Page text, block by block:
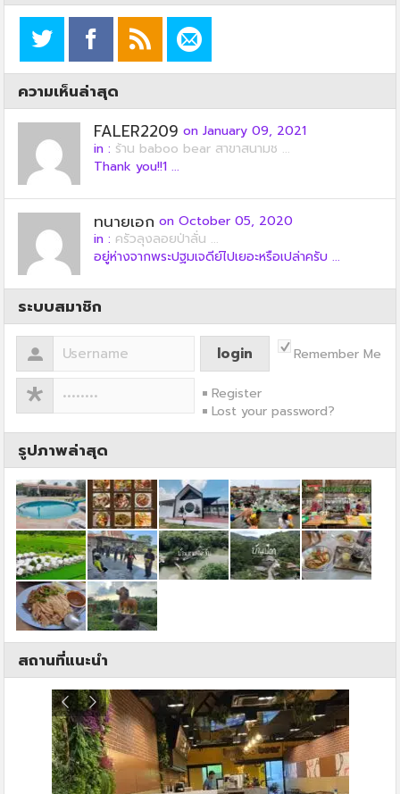
ความเห็นล่าสุด
FALER2209 on January 09, 2021
in : ร้าน baboo bear สาขาสนามช ...
Thank you!!1 ...
ทนายเอก on October 05, 2020
in : ครัวลุงลอยป่าลั่น ...
อยู่ห่างจากพระปฐมเจดีย์ไปเยอะหรือเปล่าครับ ...
ระบบสมาชิก
Remember Me
Register
Lost your password?
รูปภาพล่าสุด
สถานที่แนะนำ